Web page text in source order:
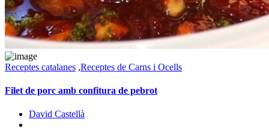
Receptes catalanes ,Receptes de Carns i Ocells
Filet de porc amb confitura de pebrot
David Castellà